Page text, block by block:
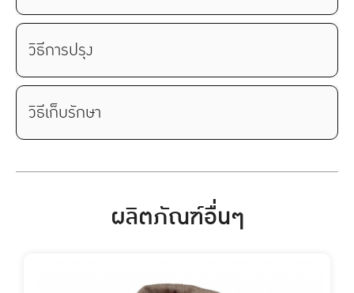
วิธีการปรุง
วิธีเก็บรักษา
ผลิตภัณฑ์อื่นๆ